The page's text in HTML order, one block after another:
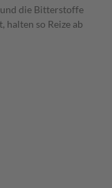
die Bitterstoffe
so Reize ab